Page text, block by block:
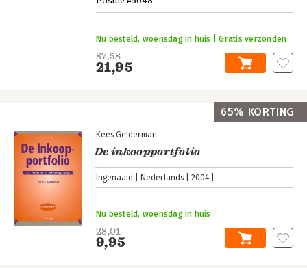
87,58
21,95
Nu besteld, woensdag in huis | Gratis verzonden
Kees Gelderman
De inkoopportfolio
Ingenaaid Nederlands 2004
28,01
9,95
Nu besteld, woensdag in huis
65% KORTING